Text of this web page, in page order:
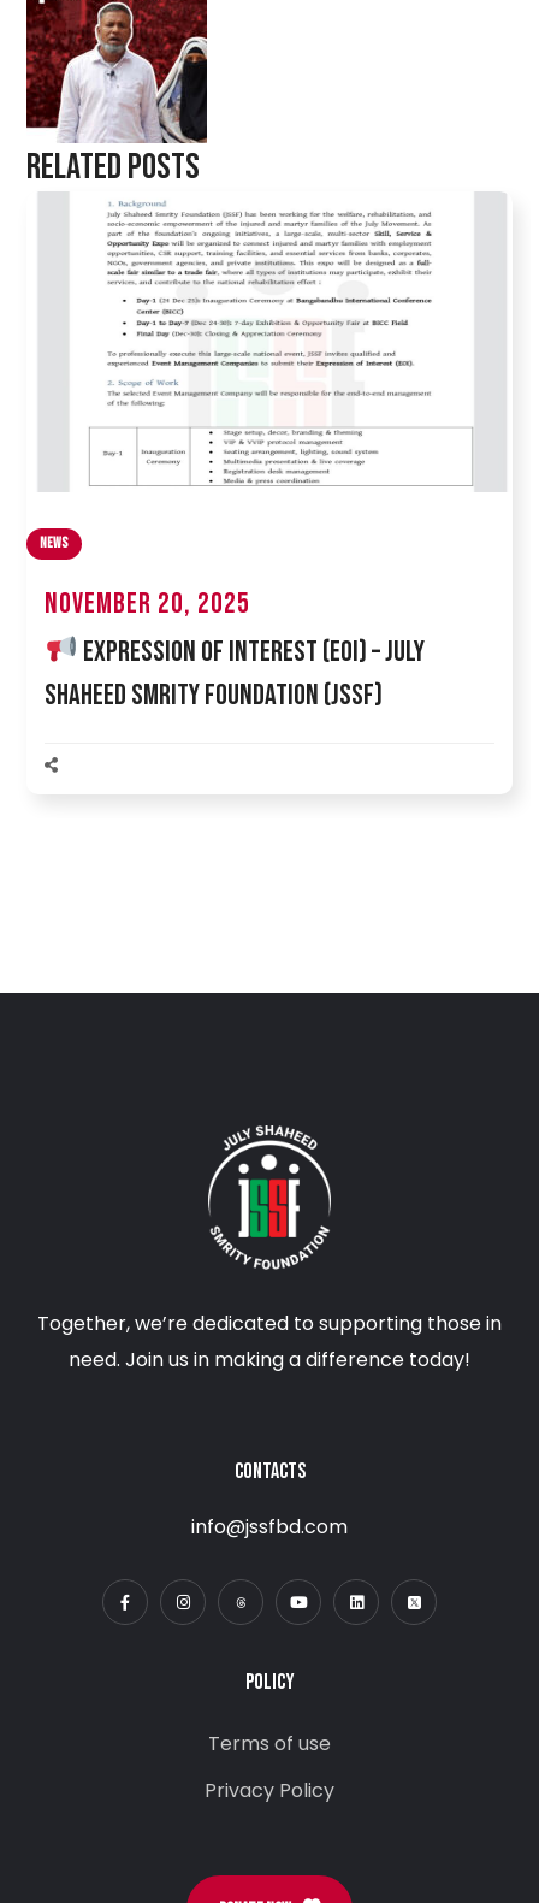
Related Posts
News
November 20, 2025
Expression of Interest (EOI) – July
Shaheed Smrity Foundation (JSSF)
Together, we’re dedicated to supporting those in
need. Join us in making a difference today!
CONTACTS
info@jssfbd.com
POLICY
Terms of use
Privacy Policy